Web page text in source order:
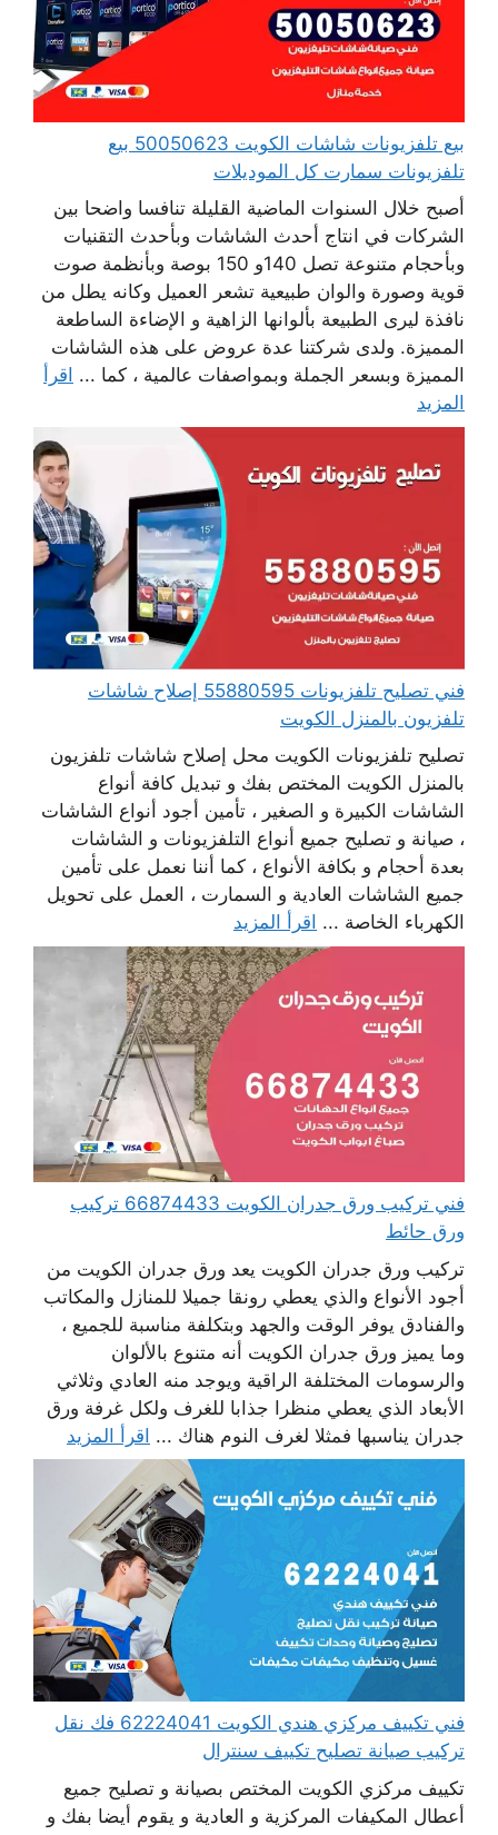
بيع تلفزيونات شاشات الكويت 50050623 بيع
تلفزيونات سمارت كل الموديلات
أصبح خلال السنوات الماضية القليلة تنافسا واضحا بين
الشركات في انتاج أحدث الشاشات وبأحدث التقنيات
وبأحجام متنوعة تصل 140و 150 بوصة وبأنظمة صوت
قوية وصورة والوان طبيعية تشعر العميل وكانه يطل من
نافذة ليرى الطبيعة بألوانها الزاهية و الإضاءة الساطعة
المميزة. ولدى شركتنا عدة عروض على هذه الشاشات
المميزة وبسعر الجملة وبمواصفات عالمية ، كما ... اقرأ
المزيد
فني تصليح تلفزيونات 55880595 إصلاح شاشات
تلفزيون بالمنزل الكويت
تصليح تلفزيونات الكويت محل إصلاح شاشات تلفزيون
بالمنزل الكويت المختص بفك و تبديل كافة أنواع
الشاشات الكبيرة و الصغير ، تأمين أجود أنواع الشاشات
، صيانة و تصليح جميع أنواع التلفزيونات و الشاشات
بعدة أحجام و بكافة الأنواع ، كما أننا نعمل على تأمين
جميع الشاشات العادية و السمارت ، العمل على تحويل
الكهرباء الخاصة ... اقرأ المزيد
فني تركيب ورق جدران الكويت 66874433 تركيب
ورق حائط
تركيب ورق جدران الكويت يعد ورق جدران الكويت من
أجود الأنواع والذي يعطي رونقا جميلا للمنازل والمكاتب
والفنادق يوفر الوقت والجهد وبتكلفة مناسبة للجميع ،
وما يميز ورق جدران الكويت أنه متنوع بالألوان
والرسومات المختلفة الراقية ويوجد منه العادي وثلاثي
الأبعاد الذي يعطي منظرا جذابا للغرف ولكل غرفة ورق
جدران يناسبها فمثلا لغرف النوم هناك ... اقرأ المزيد
فني تكييف مركزي هندي الكويت 62224041 فك نقل
تركيب صيانة تصليح تكييف سنترال
تكييف مركزي الكويت المختص بصيانة و تصليح جميع
أعطال المكيفات المركزية و العادية و يقوم أيضا بفك و